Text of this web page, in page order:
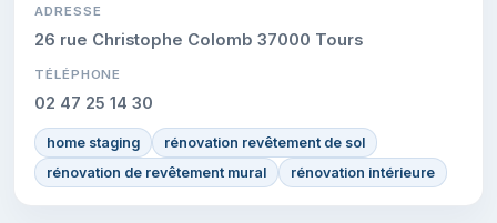
ADRESSE
26 rue Christophe Colomb 37000 Tours
TÉLÉPHONE
02 47 25 14 30
home staging
rénovation revêtement de sol
rénovation de revêtement mural
rénovation intérieure